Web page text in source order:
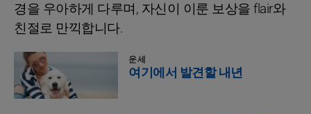
경을 우아하게 다루며, 자신이 이룬 보상을 flair와
친절로 만끽합니다.
운세
여기에서 발견할 내년